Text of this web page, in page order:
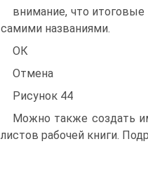
внимание, что
самими названиями.
ОК
Отмена
Рисунок 44
Можно также создать
листов рабочей книги.